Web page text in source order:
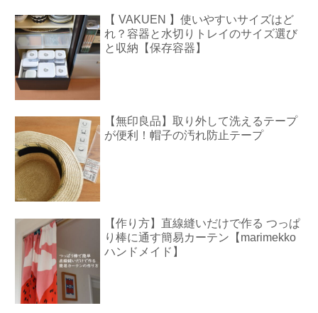
【 VAKUEN 】使いやすいサイズはど
れ？容器と水切りトレイのサイズ選び
と収納【保存容器】
【無印良品】取り外して洗えるテープ
が便利！帽子の汚れ防止テープ
【作り方】直線縫いだけで作る つっぱ
り棒に通す簡易カーテン【marimekko
ハンドメイド】